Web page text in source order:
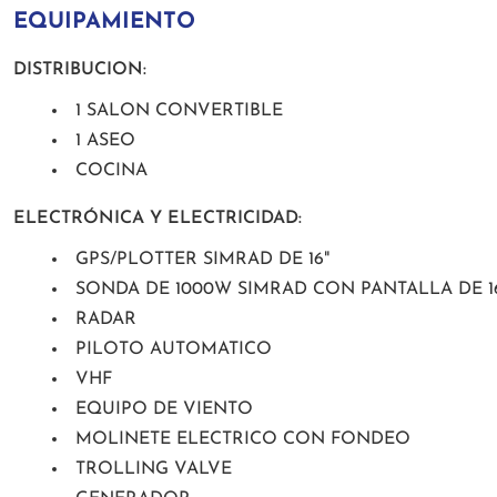
EQUIPAMIENTO
DISTRIBUCION:
1 SALON CONVERTIBLE
1 ASEO
COCINA
ELECTRÓNICA Y ELECTRICIDAD:
GPS/PLOTTER SIMRAD DE 16"
SONDA DE 1000W SIMRAD CON PANTALLA DE
RADAR
PILOTO AUTOMATICO
VHF
EQUIPO DE VIENTO
MOLINETE ELECTRICO CON FONDEO
TROLLING VALVE